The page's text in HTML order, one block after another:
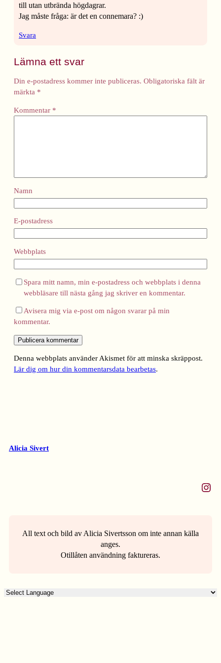
till utan utbrända högdagrar.
Jag måste fråga: är det en connemara? :)
Svara
Lämna ett svar
Din e-postadress kommer inte publiceras. Obligatoriska fält är
märkta *
Kommentar *
Namn
E-postadress
Webbplats
Spara mitt namn, min e-postadress och webbplats i denna
webbläsare till nästa gång jag skriver en kommentar.
Avisera mig via e-post om någon svarar på min
kommentar.
Denna webbplats använder Akismet för att minska skräppost.
Lär dig om hur din kommentarsdata bearbetas.
Alicia Sivert
Instagram
All text och bild av Alicia Sivertsson om inte annan källa
anges.
Otillåten användning faktureras.